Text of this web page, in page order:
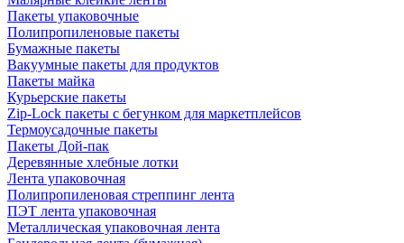
Пакеты упаковочные
Полипропиленовые пакеты
Бумажные пакеты
Вакуумные пакеты для продуктов
Пакеты майка
Курьерские пакеты
Zip-Lock пакеты с бегунком для маркетплейсов
Термоусадочные пакеты
Пакеты Дой-пак
Деревянные хлебные лотки
Лента упаковочная
Полипропиленовая стреппинг лента
ПЭТ лента упаковочная
Металлическая упаковочная лента